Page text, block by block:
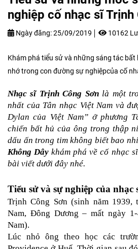
nghiệp cố nhạc sĩ Trịnh
Ngày đăng:25/09/2019 10162
Khám phá tiểu sử và những sáng tác bất
nhớ trong con đường sự nghiệpcủa cố
Nhạc sĩ Trịnh Công Sơn là một
nhất của Tân nhạc Việt Nam và
Dylan của Việt Nam” ở phương
chiến bất hủ của ông trong thập
dấu ấn trong tim không biết bao
Không Dây khám phá về cố nhạc
bài viết dưới đây nhé.
Tiểu sử và sự nghiệp của
Trịnh Công Sơn (sinh năm
Nam, Đông Dương – mất ngày 1-
Nam).
Lúc nhỏ ông theo học các